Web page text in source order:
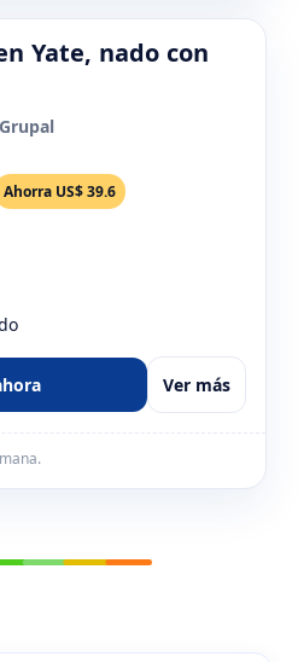
Yate, nado con
Ahorra US$ 39.6
Ver más